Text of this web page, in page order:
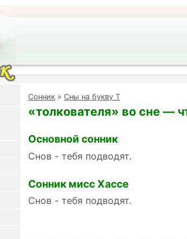
Cонник » Сны на букву Т
«толкователя» во сне —
Основной сонник
Снов - тебя подводят.
Сонник мисс Хассе
Снов - тебя подводят.